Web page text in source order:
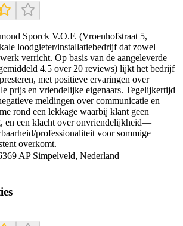
Sporck V.O.F. (Vroenhofstraat 5,
loodgieter/installatiebedrijf dat zowel
verricht. Op basis van de aangeleverde
4.5 over 20 reviews) lijkt het bedrijf
met positieve ervaringen over
prijs en vriendelijke eigenaars. Tegelijkertijd
meldingen over communicatie en
rond een lekkage waarbij klant geen
en een klacht over onvriendelijkheid—
professionaliteit voor sommige
overkomt.
AP Simpelveld, Nederland